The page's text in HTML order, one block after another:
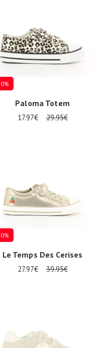
Paloma Totem
17.97€ 29.95€
Le Temps Des Cerises
27.97€ 39.95€